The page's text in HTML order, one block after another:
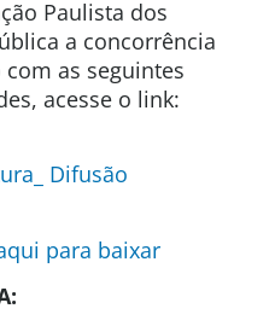
Paulista dos
a concorrência
as seguintes
acesse o link:
Difusão
para baixar